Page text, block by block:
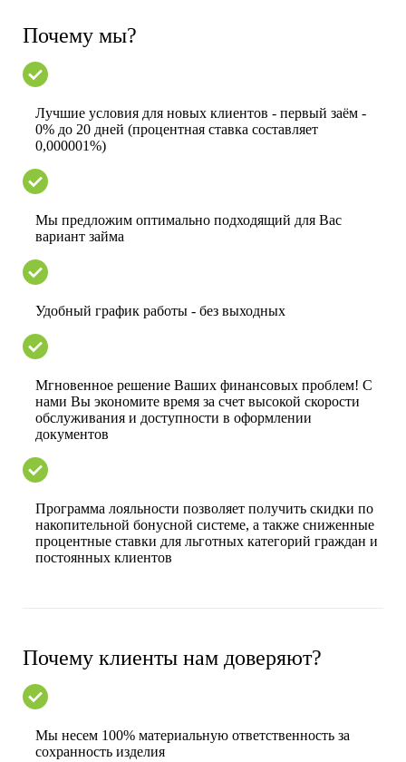
Почему мы?
Лучшие условия для новых клиентов - первый заём -
0% до 20 дней (процентная ставка составляет
0,000001%)
Мы предложим оптимально подходящий для Вас
вариант займа
Удобный график работы - без выходных
Мгновенное решение Ваших финансовых проблем! С
нами Вы экономите время за счет высокой скорости
обслуживания и доступности в оформлении
документов
Программа лояльности позволяет получить скидки по
накопительной бонусной системе, а также сниженные
процентные ставки для льготных категорий граждан и
постоянных клиентов
Почему клиенты нам доверяют?
Мы несем 100% материальную ответственность за
сохранность изделия